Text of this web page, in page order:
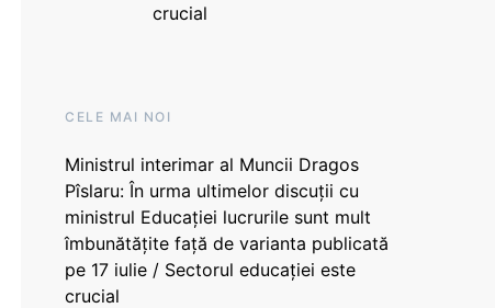
crucial
CELE MAI NOI
Ministrul interimar al Muncii Dragos
Pîslaru: În urma ultimelor discuții cu
ministrul Educației lucrurile sunt mult
îmbunătățite față de varianta publicată
pe 17 iulie / Sectorul educației este
crucial